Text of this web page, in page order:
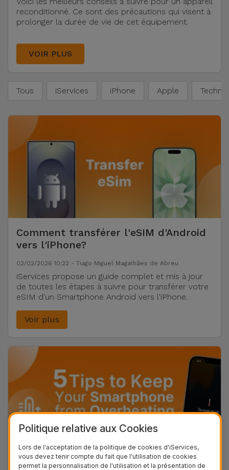
Xiaomi
Oppo
OnePlus
Google
Marques
Voir
tout
Reconditionnés
Reconditionnés
Jeux
Voir
tout
Protections
d'Écran
Chargeurs
Ecouteurs
Enceintes
Connectées
Bracelets
Chaînes
de
Téléphone
Gadgets
Hygiène
et
Portefeuilles,
Étuis et Sacs
Traceurs et
Mobilité,
Auto et
reconditionné. Ce sont des précautions qui visent à
prolonger la durée de vie de cet équipement.
VOIR PLUS
Tous iServices iPhone Apple
Comment transférer l'eSIM d'Android
vers l'iPhone?
02/02/2026 10:22 - Tiago Miguel Magalhães de Abreu
iServices propose un guide complet et mis à jour
de toutes les étapes à suivre pour transférer votre
eSIM d'un Smartphone Android vers l'iPhone.
Voir plus
5 astuces pour éviter la surchauffe du
Politique relative aux Cookies
Lors de l'acceptation de la politique de cookies d'iServices,
vous devez tenir compte du fait que l'utilisation de cookies
permet la personnalisation de l'utilisation et la présentation de